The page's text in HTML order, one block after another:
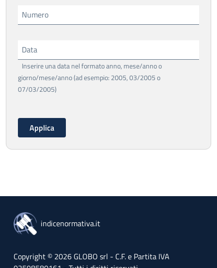
Numero
Data
Inserire una data nel formato anno, mese/anno o
giorno/mese/anno (ad esempio: 2005, 03/2005 o
07/03/2005)
indicenormativa.it
Copyright © 2026 GLOBO srl - C.F. e Partita IVA